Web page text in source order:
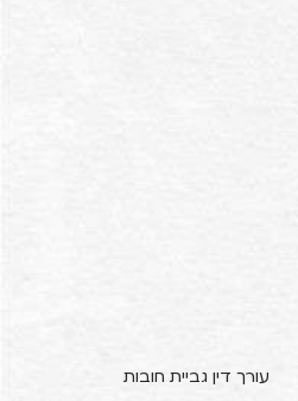
עורך דין גביית חובות